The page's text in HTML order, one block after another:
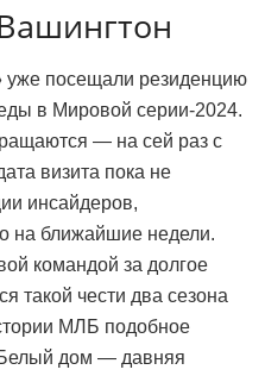
уже посещали резиденцию
в Мировой серии-2024.
— на сей раз с
визита пока не
инсайдеров,
на ближайшие недели.
командой за долгое
такой чести два сезона
МЛБ подобное
Белый дом — давняя